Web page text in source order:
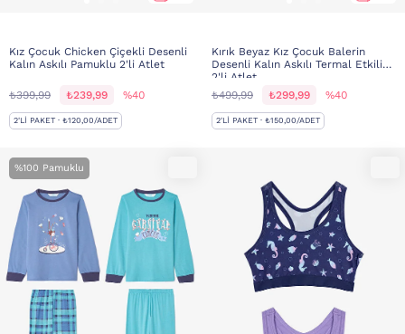
Kız Çocuk Chicken Çiçekli Desenli
Kalın Askılı Pamuklu 2'li Atlet
₺399,99 ₺239,99 %40
2'LI PAKET · ₺120,00/ADET
Kırık Beyaz Kız Çocuk Balerin
Desenli Kalın Askılı Termal Etkili
2'li Atlet
₺499,99
₺299,99 %40
2'LI PAKET · ₺150,00/ADET
%100 Pamuklu